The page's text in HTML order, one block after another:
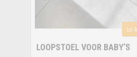
te
LOOPSTOEL VOOR BABY’S